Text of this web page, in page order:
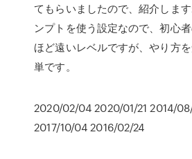
てもらいましたので、紹介しま
ンプトを使う設定なので、初心
ほど遠いレベルですが、やり方
単です。
2020/02/04 2020/01/21 2014/
2017/10/04 2016/02/24